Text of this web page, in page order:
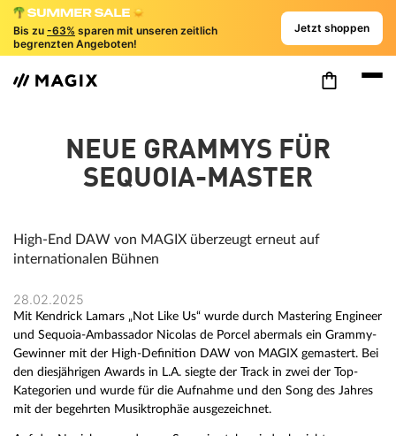
Bis zu -63% sparen mit unseren zeitlich
begrenzten Angeboten!
Jetzt shoppen
NEUE GRAMMYS FÜR
SEQUOIA-MASTER
High-End DAW von MAGIX überzeugt erneut auf
internationalen Bühnen
28.02.2025
Mit Kendrick Lamars „Not Like Us“ wurde durch Mastering Engineer
und Sequoia-Ambassador Nicolas de Porcel abermals ein Grammy-
Gewinner mit der High-Definition DAW von MAGIX gemastert. Bei
den diesjährigen Awards in L.A. siegte der Track in zwei der Top-
Kategorien und wurde für die Aufnahme und den Song des Jahres
mit der begehrten Musiktrophäe ausgezeichnet.